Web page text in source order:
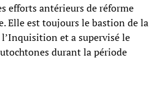
efforts antérieurs de réforme
Elle est toujours le bastion de la
et a supervisé le
durant la période